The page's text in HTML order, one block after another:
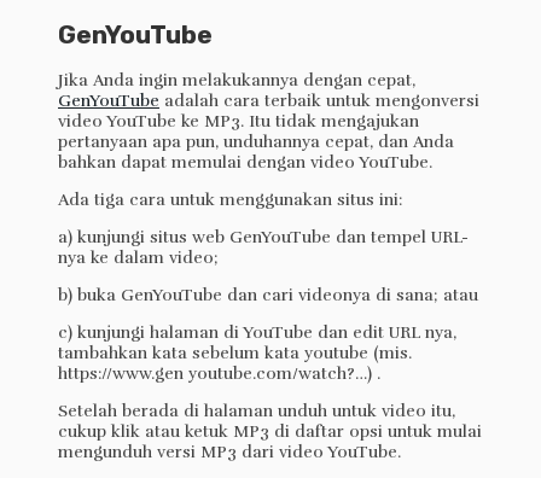
GenYouTube
Jika Anda ingin melakukannya dengan cepat,
GenYouTube adalah cara terbaik untuk mengonversi
video YouTube ke MP3. Itu tidak mengajukan
pertanyaan apa pun, unduhannya cepat, dan Anda
bahkan dapat memulai dengan video YouTube.
Ada tiga cara untuk menggunakan situs ini:
a) kunjungi situs web GenYouTube dan tempel URL-
nya ke dalam video;
b) buka GenYouTube dan cari videonya di sana; atau
c) kunjungi halaman di YouTube dan edit URL nya,
tambahkan kata sebelum kata youtube (mis.
https://www.gen youtube.com/watch?…) .
Setelah berada di halaman unduh untuk video itu,
cukup klik atau ketuk MP3 di daftar opsi untuk mulai
mengunduh versi MP3 dari video YouTube.